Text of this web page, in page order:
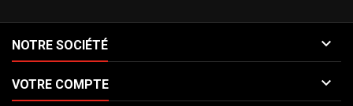
NOTRE SOCIÉTÉ 
VOTRE COMPTE 